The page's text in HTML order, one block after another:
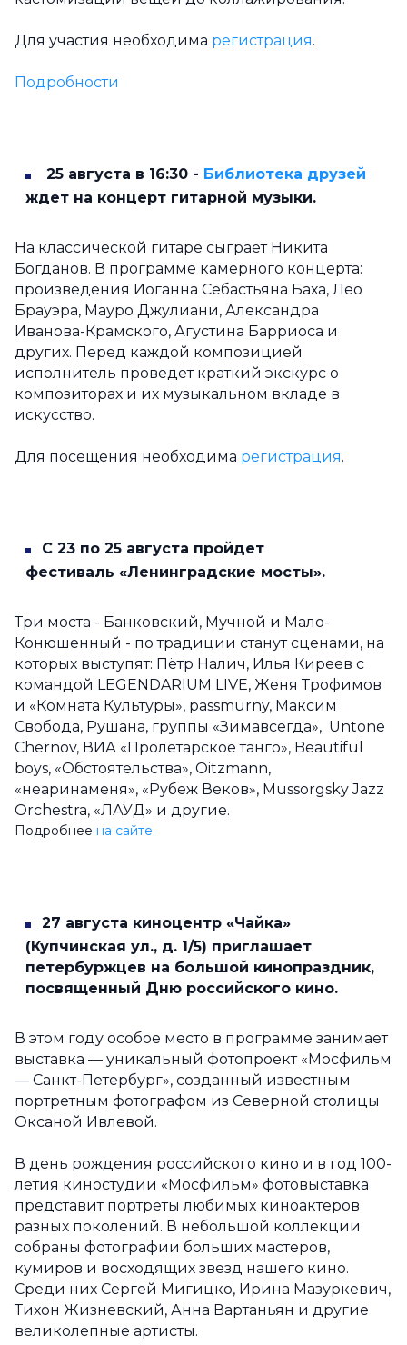
Для участия необходима регистрация.
Подробности
25 августа в 16:30 - Библиотека друзей
ждет на концерт гитарной музыки.
На классической гитаре сыграет Никита
Богданов. В программе камерного концерта:
произведения Иоганна Себастьяна Баха, Лео
Брауэра, Мауро Джулиани, Александра
Иванова-Крамского, Агустина Барриоса и
других. Перед каждой композицией
исполнитель проведет краткий экскурс о
композиторах и их музыкальном вкладе в
искусство.
Для посещения необходима регистрация.
С 23 по 25 августа пройдет
фестиваль «Ленинградские мосты».
Три моста - Банковский, Мучной и Мало-
Конюшенный - по традиции станут сценами, на
которых выступят: Пётр Налич, Илья Киреев с
командой LEGENDARIUM LIVE, Женя Трофимов
и «Комната Культуры», passmurny, Максим
Свобода, Рушана, группы «Зимавсегда», Untone
Chernov, ВИА «Пролетарское танго», Beautiful
boys, «Обстоятельства», Oitzmann,
«неаринаменя», «Рубеж Веков», Mussorgsky Jazz
Orchestra, «ЛАУД» и другие.
Подробнее на сайте.
27 августа киноцентр «Чайка»
(Купчинская ул., д. 1/5) приглашает
петербуржцев на большой кинопраздник,
посвященный Дню российского кино.
В этом году особое место в программе занимает
выставка — уникальный фотопроект «Мосфильм
— Санкт-Петербург», созданный известным
портретным фотографом из Северной столицы
Оксаной Ивлевой.
В день рождения российского кино и в год 100-
летия киностудии «Мосфильм» фотовыставка
представит портреты любимых киноактеров
разных поколений. В небольшой коллекции
собраны фотографии больших мастеров,
кумиров и восходящих звезд нашего кино.
Среди них Сергей Мигицко, Ирина Мазуркевич,
Тихон Жизневский, Анна Вартаньян и другие
великолепные артисты.